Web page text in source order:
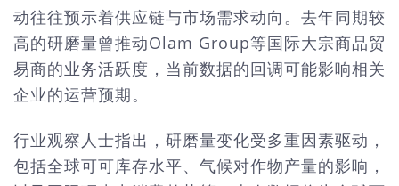
动往往预示着供应链与市场需求动向。去年同期较
高的研磨量曾推动Olam Group等国际大宗商品贸
易商的业务活跃度，当前数据的回调可能影响相关
企业的运营预期。
行业观察人士指出，研磨量变化受多重因素驱动，
包括全球可可库存水平、气候对作物产量的影响，